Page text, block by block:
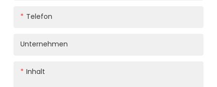
Telefon
Unternehmen
Inhalt